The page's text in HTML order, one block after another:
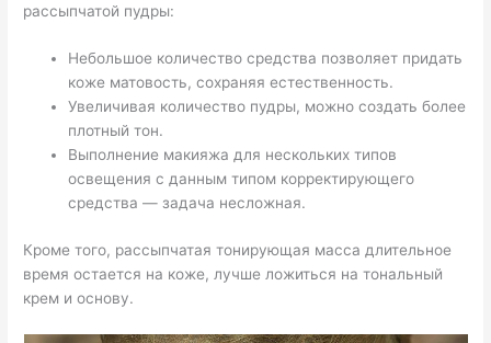
рассыпчатой пудры:
Небольшое количество средства позволяет придать
коже матовость, сохраняя естественность.
Увеличивая количество пудры, можно создать более
плотный тон.
Выполнение макияжа для нескольких типов
освещения с данным типом корректирующего
средства — задача несложная.
Кроме того, рассыпчатая тонирующая масса длительное
время остается на коже, лучше ложиться на тональный
крем и основу.